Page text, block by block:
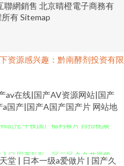
聯網銷售 北京晴橙電子商務有
所有Sitemap
资源感兴趣：黔南酵剂投资有限
av在线|国产AV资源网站|国产
国产|国产A国产国产片 网站地
口 国产乱乱一区二区 久久艹视频
堂 | 日本一级a爱做片 | 国产久